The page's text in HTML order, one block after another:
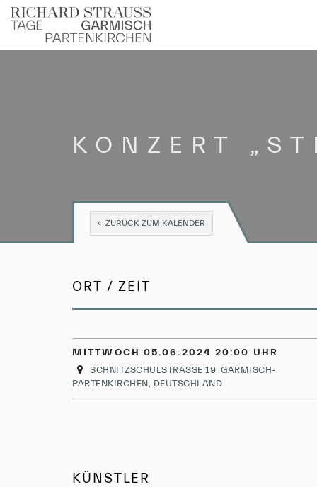
KONZERT
ZURÜCK ZUM KALENDER
ORT / ZEIT
MITTWOCH 05.06.2024 20:00 UHR
SCHNITZSCHULSTRASSE 19, GARMISCH-P
ARTENKIRCHEN, DEUTSCHLAND
KÜNSTLER